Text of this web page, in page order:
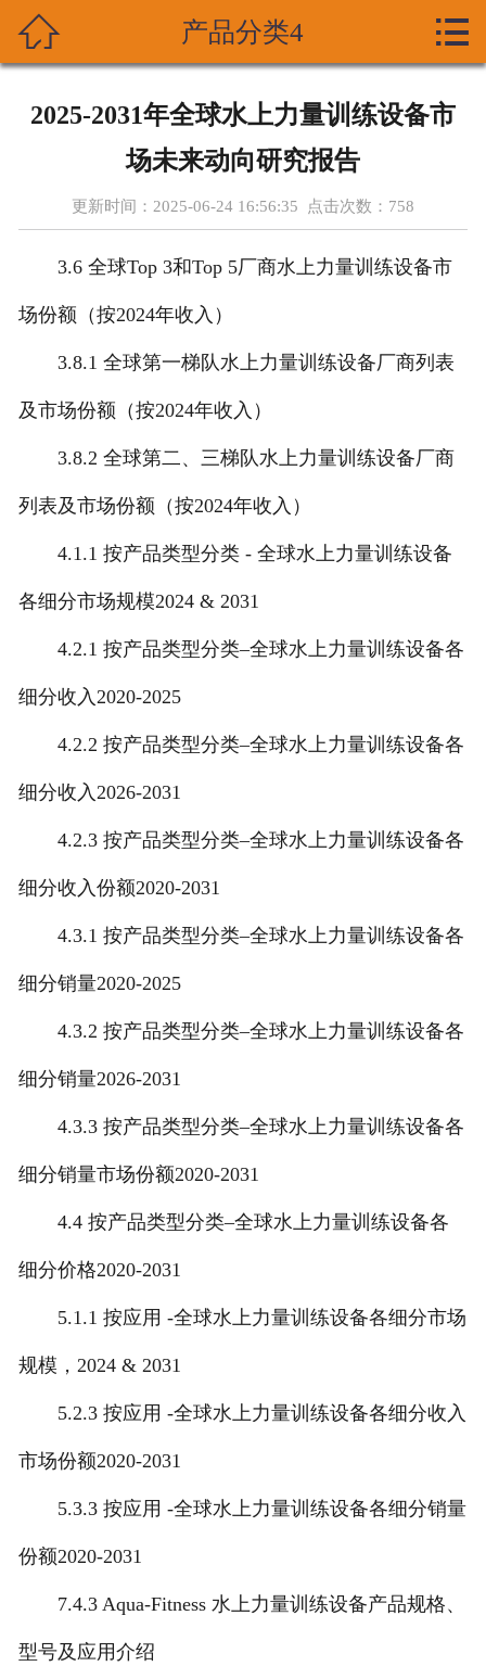
产品展示
新闻资讯
技术支持
成功案列
 产品分类4 
2025-2031年全球水上力量训练设备市
场未来动向研究报告
更新时间：2025-06-24 16:56:35 点击次数： 758
3.6 全球Top 3和Top 5厂商水上力量训练设备市
场份额（按2024年收入）
3.8.1 全球第一梯队水上力量训练设备厂商列表
及市场份额（按2024年收入）
3.8.2 全球第二、三梯队水上力量训练设备厂商
列表及市场份额（按2024年收入）
4.1.1 按产品类型分类 - 全球水上力量训练设备
各细分市场规模2024 & 2031
4.2.1 按产品类型分类–全球水上力量训练设备各
细分收入2020-2025
4.2.2 按产品类型分类–全球水上力量训练设备各
细分收入2026-2031
4.2.3 按产品类型分类–全球水上力量训练设备各
细分收入份额2020-2031
4.3.1 按产品类型分类–全球水上力量训练设备各
细分销量2020-2025
4.3.2 按产品类型分类–全球水上力量训练设备各
细分销量2026-2031
4.3.3 按产品类型分类–全球水上力量训练设备各
细分销量市场份额2020-2031
4.4 按产品类型分类–全球水上力量训练设备各
细分价格2020-2031
5.1.1 按应用 -全球水上力量训练设备各细分市场
规模，2024 & 2031
5.2.3 按应用 -全球水上力量训练设备各细分收入
市场份额2020-2031
5.3.3 按应用 -全球水上力量训练设备各细分销量
份额2020-2031
7.4.3 Aqua-Fitness 水上力量训练设备产品规格、
型号及应用介绍